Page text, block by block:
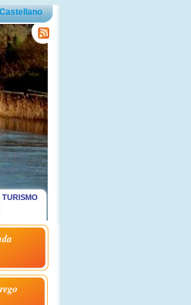
Castellano
TURISMO